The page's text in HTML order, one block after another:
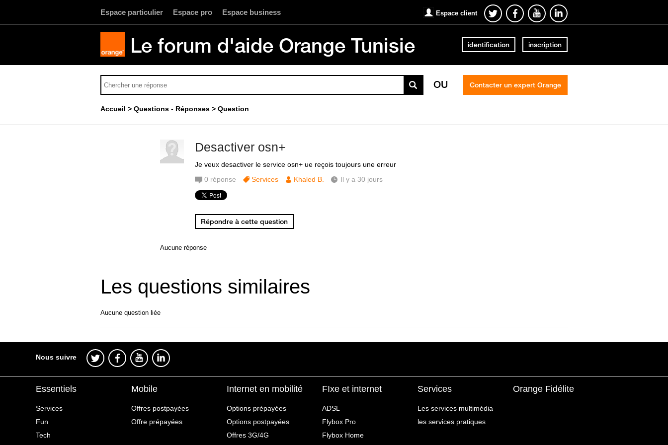
Espace particulier Espace pro Espace business Espace client
Le forum d'aide Orange Tunisie identification inscription
OU Contacter un expert Orange
Accueil Questions - Réponses Question
Desactiver osn+
Je veux desactiver le service osn+ ue reçois toujours une erreur
0 réponse Services Khaled B. Il y a 30 jours
Répondre à cette question
Aucune réponse
Les questions similaires
Aucune question liée
Nous suivre
Essentiels
Services
Fun
Tech
Mobile
Offres postpayées
Offre prépayées
Internet en mobilité
Options prépayées
Options postpayées
Offres 3G/4G
FIxe et internet
ADSL
Flybox Pro
Flybox Home
Services
Les services multimédia
les services pratiques
Orange Fidélite